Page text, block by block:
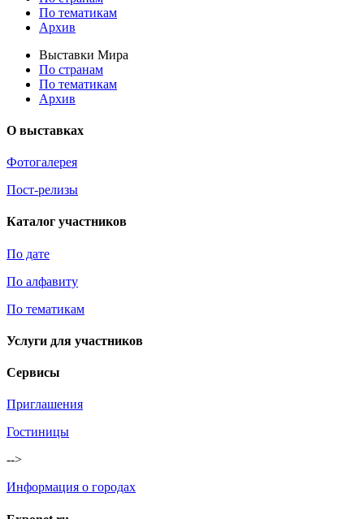
По тематикам
Архив
Выставки Мира
По странам
По тематикам
Архив
О выставках
Фотогалерея
Пост-релизы
Каталог участников
По дате
По алфавиту
По тематикам
Услуги для участников
Сервисы
Приглашения
Гостиницы
-->
Информация о городах